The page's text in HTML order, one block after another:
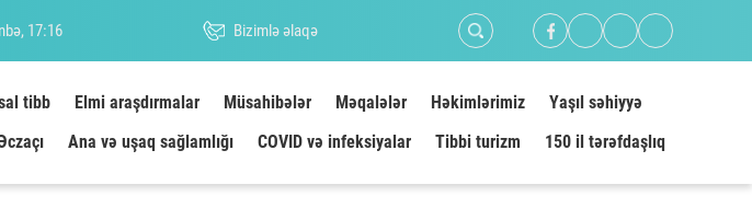
17:16 Bizimlə əlaqə
tibb Elmi araşdırmalar Müsahibələr Məqalələr Həkimlərimiz
Yaşıl səhiyyə
Ana və uşaq sağlamlığı COVID və infeksiyalar Tibbi turizm 150 il tərəfdaşlıq